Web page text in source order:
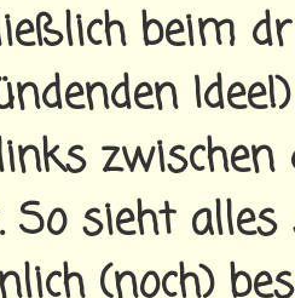
beim
zwischen
So sieht